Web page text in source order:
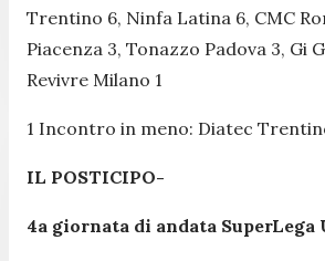
Trentino 6, Ninfa Latina 6, CMC
Piacenza 3, Tonazzo Padova 3, Gi
Revivre Milano 1
1 Incontro in meno: Diatec
IL POSTICIPO-
4a giornata di andata SuperLega